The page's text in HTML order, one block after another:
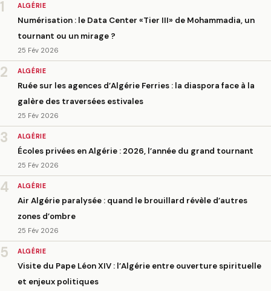
1 ALGÉRIE
Numérisation : le Data Center «Tier III» de Mohammadia, un
tournant ou un mirage ?
25 Fév 2026
2 ALGÉRIE
Ruée sur les agences d’Algérie Ferries : la diaspora face à la
galère des traversées estivales
25 Fév 2026
3 ALGÉRIE
Écoles privées en Algérie : 2026, l’année du grand tournant
25 Fév 2026
4 ALGÉRIE
Air Algérie paralysée : quand le brouillard révèle d’autres
zones d’ombre
25 Fév 2026
5 ALGÉRIE
Visite du Pape Léon XIV : l’Algérie entre ouverture spirituelle
et enjeux politiques